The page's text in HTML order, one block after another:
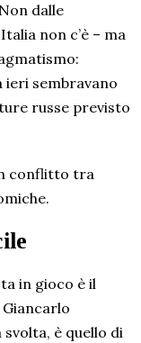
dalle
non c’è – ma
ieri sembravano
russe previsto
conflitto tra
in gioco è il
è quello di